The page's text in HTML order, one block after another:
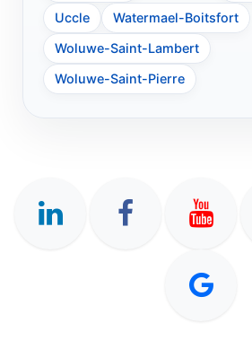
Uccle
Watermael-Boitsfort
Woluwe-Saint-Lambert
Woluwe-Saint-Pierre